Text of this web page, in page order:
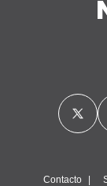
Nosotros y
Almacenar la
ella, uso de
perfiles para
perfil para
selección de
laContacto